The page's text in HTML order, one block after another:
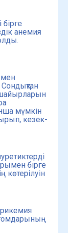
анемия
мен
мүмкін
кезек-
бірге
көтерілуін